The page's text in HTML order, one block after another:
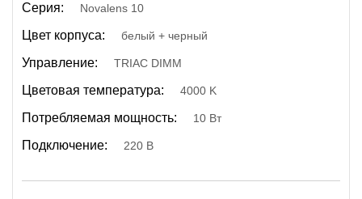
Серия: Novalens 10
Цвет корпуса: белый + черный
Управление: TRIAC DIMM
Цветовая температура: 4000 K
Потребляемая мощность: 10 Вт
Подключение: 220 В